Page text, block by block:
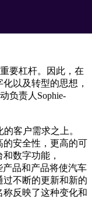
要杠杆。因此，在
以及转型的思想，
负责人Sophie-
客户需求之上。
的安全性，更高的可
数字功能，
品和产品将使汽车
过不断的更新和新的
反映了这种变化和